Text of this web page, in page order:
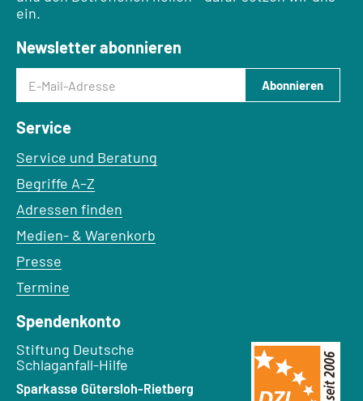
ein.
Newsletter abonnieren
Abonnieren
Service
Service und Beratung
Begriffe A–Z
Adressen finden
Medien- & Warenkorb
Presse
Termine
Spendenkonto
Empfänger:
Stiftung Deutsche
Schlaganfall-Hilfe
Bank:
Sparkasse Gütersloh-Rietberg